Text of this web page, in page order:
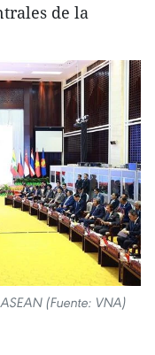
de la
(Fuente: VNA)